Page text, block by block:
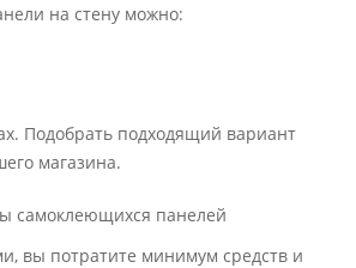
на стену можно:
Подобрать подходящий вариант
магазина.
вы потратите минимум средств и